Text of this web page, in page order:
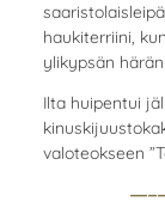
haukiterriini,
ylikypsän
Ilta huipentui
valoteokseen